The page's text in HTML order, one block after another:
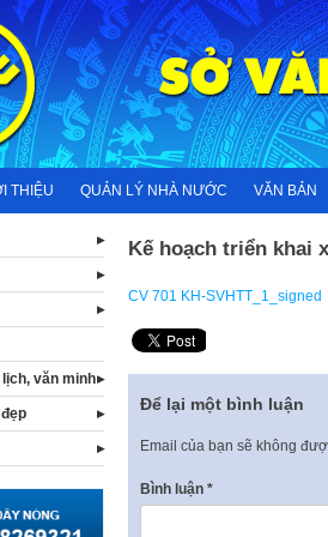
THIỆU QUẢN LÝ NHÀ NƯỚC VĂN BẢN
Kế hoạch triển khai
CV 701 KH-SVHTT_1_signed
Để lại một bình luận
Email của bạn sẽ không
Bình luận *
văn minh